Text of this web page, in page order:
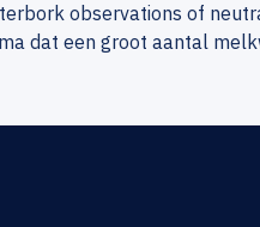
observations of
dat een groot aantal